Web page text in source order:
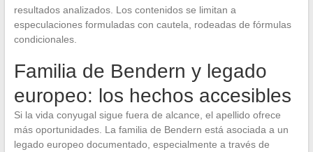
resultados analizados. Los contenidos se limitan a
especulaciones formuladas con cautela, rodeadas de fórmulas
condicionales.
Familia de Bendern y legado
europeo: los hechos accesibles
Si la vida conyugal sigue fuera de alcance, el apellido ofrece
más oportunidades. La familia de Bendern está asociada a un
legado europeo documentado, especialmente a través de